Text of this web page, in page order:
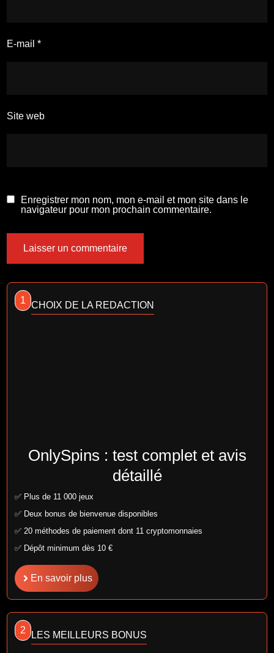
E-mail*
Site web
Enregistrer mon nom, mon e-mail et mon site dans le
navigateur pour mon prochain commentaire.
1 CHOIX DE LA REDACTION
OnlySpins : test complet et avis
détaillé
✅ Plus de 11 000 jeux
✅ Deux bonus de bienvenue disponibles
✅ 20 méthodes de paiement dont 11 cryptomonnaies
✅ Dépôt minimum dès 10 €
En savoir plus
2 LES MEILLEURS BONUS